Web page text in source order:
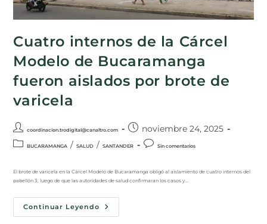
Cuatro internos de la Cárcel
Modelo de Bucaramanga
fueron aislados por brote de
varicela
coordinacion.trodigital@canaltro.com noviembre 24, 2025
BUCARAMANGA / SALUD / SANTANDER Sin comentarios
El brote de varicela en la Cárcel Modelo de Bucaramanga obligó al aislamiento de cuatro internos del
pabellón 3, luego de que las autoridades de salud confirmaran los casos y…
Continuar Leyendo